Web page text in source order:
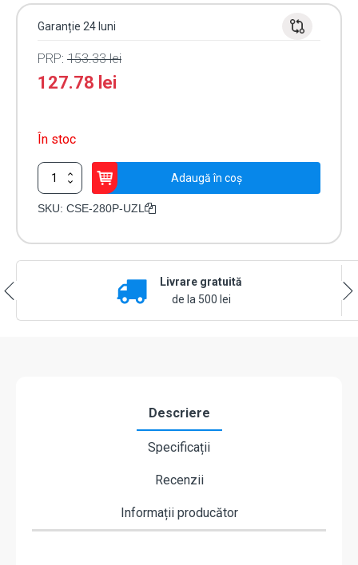
Garanție 24 luni
PRP: 153.33lei
127.78 lei
În stoc
Cantitate
Suport
aluminiu
Adaugă în coș
SKU: CSE-280P-UZL
Livrare gratuită
de la 500 lei
Descriere
Specificații
Recenzii
Informații producător